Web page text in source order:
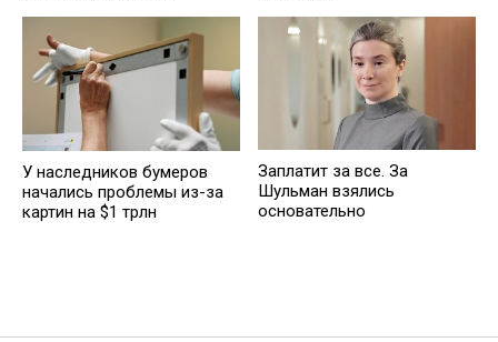
У наследников бумеров
начались проблемы из-за
картин на $1 трлн
Заплатит за все. За
Шульман взялись
основательно